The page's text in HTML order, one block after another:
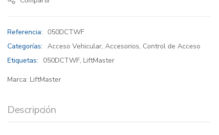
Referencia:
050DCTWF
Categorías: Acceso Vehicular, Accesorios, Control de Acceso
Etiquetas:
050DCTWF, LiftMaster
Marca: LiftMaster
Descripción